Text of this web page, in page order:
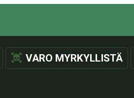
VARO MYRKYLLISTÄ